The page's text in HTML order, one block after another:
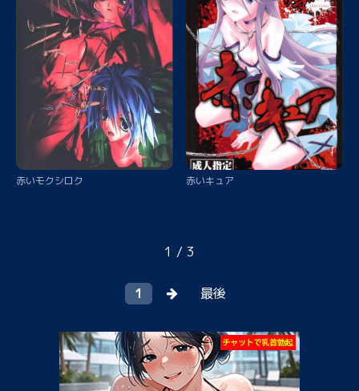
赤いモクシロク 赤いキュア
1 / 3
1 最後